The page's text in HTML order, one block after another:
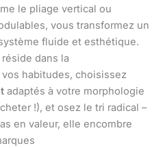
le pliage vertical ou
vous transformez un
fluide et esthétique.
dans la
habitudes, choisissez
adaptés à votre morphologie
!), et osez le tri radical –
en valeur, elle encombre